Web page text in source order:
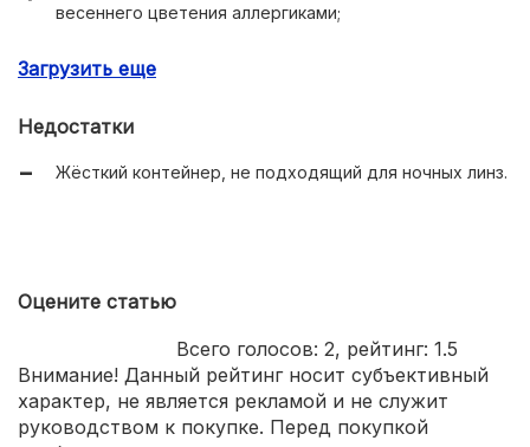
весеннего цветения аллергиками;
Загрузить еще
Недостатки
Жёсткий контейнер, не подходящий для ночных линз.
Оцените статью
Всего голосов: 2, рейтинг: 1.5
Внимание! Данный рейтинг носит субъективный
характер, не является рекламой и не служит
руководством к покупке. Перед покупкой